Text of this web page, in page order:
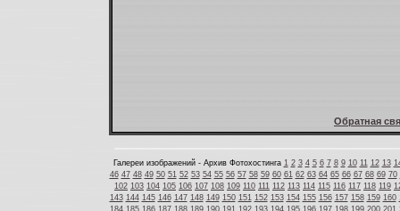
Обратная
Галереи изображений - Архив Фотохостинга 1 2 3 4 5 6 7 8 9 10 11 12 13
46 47 48 49 50 51 52 53 54 55 56 57 58 59 60 61 62 63 64 65 66 67 68 69 70
102 103 104 105 106 107 108 109 110 111 112 113 114 115 116 117 118 119
143 144 145 146 147 148 149 150 151 152 153 154 155 156 157 158 159 160
184 185 186 187 188 189 190 191 192 193 194 195 196 197 198 199 200 201